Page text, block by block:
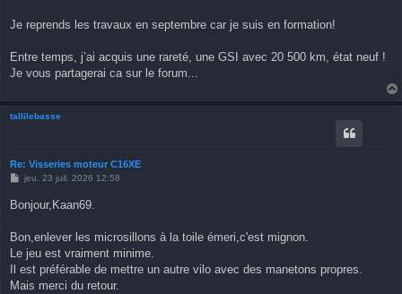
Je reprends les travaux en septembre car je suis en formation!
Entre temps, j’ai acquis une rareté, une GSI avec 20 500 km, état neuf !
Je vous partagerai ca sur le forum...
tallilebasse
Re: Visseries moteur C16XE
M
s
e
jeu. 23 juil. 2026 12:58
Bonjour,Kaan69.
Bon,enlever les microsillons à la toile émeri,c'est mignon.
Le jeu est vraiment minime.
Il est préférable de mettre un autre vilo avec des manetons propres.
Mais merci du retour.